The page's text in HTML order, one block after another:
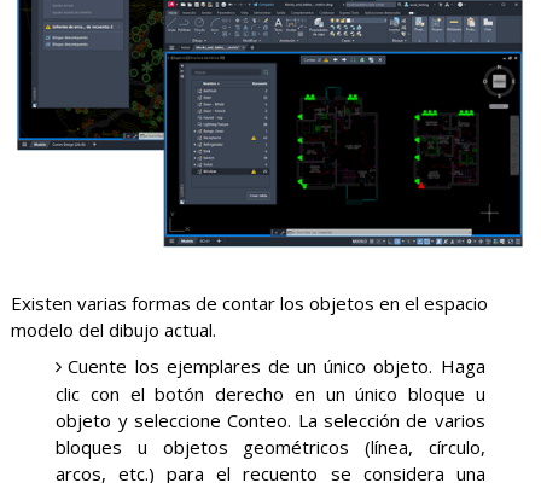
Existen varias formas de contar los objetos en el espacio
modelo del dibujo actual.
Cuente los ejemplares de un único objeto. Haga
clic con el botón derecho en un único bloque u
objeto y seleccione Conteo. La selección de varios
bloques u objetos geométricos (línea, círculo,
arcos, etc.) para el recuento se considera una